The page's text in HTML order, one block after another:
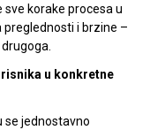
korake procesa u
preglednosti i brzine –
u konkretne
se jednostavno